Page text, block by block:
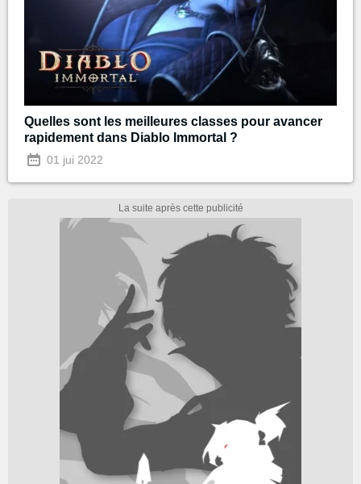
Quelles sont les meilleures classes pour avancer
rapidement dans Diablo Immortal ?
01 jui 2022